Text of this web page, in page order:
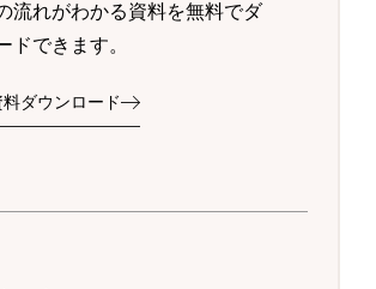
流れがわかる資料を無料でダ
ドできます。
ダウンロード